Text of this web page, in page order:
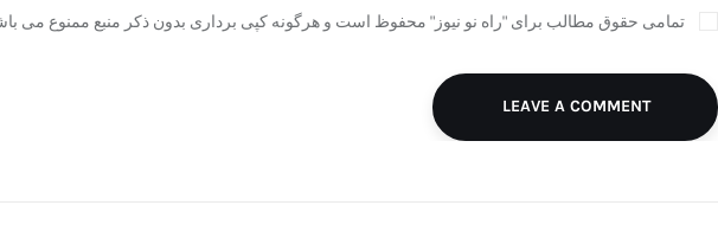
تمامی حقوق مطالب برای "راه نو نیوز" محفوظ است و هرگونه کپی برداری بدون ذکر منبع ممنوع می
LEAVE A COMMENT